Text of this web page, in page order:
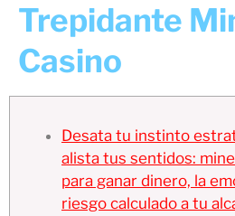
Trepidante
Casino
Desata tu instinto
alista tus sentidos:
para ganar dinero, la
riesgo calculado a tu